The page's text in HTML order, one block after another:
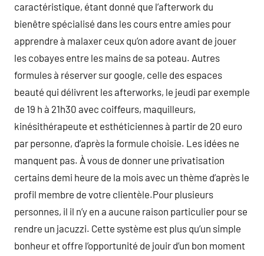
caractéristique, étant donné que l’afterwork du
bienêtre spécialisé dans les cours entre amies pour
apprendre à malaxer ceux qu’on adore avant de jouer
les cobayes entre les mains de sa poteau. Autres
formules à réserver sur google, celle des espaces
beauté qui délivrent les afterworks, le jeudi par exemple
de 19 h à 21h30 avec coiffeurs, maquilleurs,
kinésithérapeute et esthéticiennes à partir de 20 euro
par personne, d’après la formule choisie. Les idées ne
manquent pas. À vous de donner une privatisation
certains demi heure de la mois avec un thème d’après le
profil membre de votre clientèle.Pour plusieurs
personnes, il il n’y en a aucune raison particulier pour se
rendre un jacuzzi. Cette système est plus qu’un simple
bonheur et offre l’opportunité de jouir d’un bon moment